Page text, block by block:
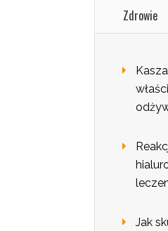
Zdrowie
Jak